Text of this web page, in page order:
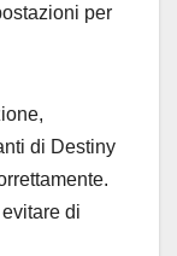
per
di Destiny
di